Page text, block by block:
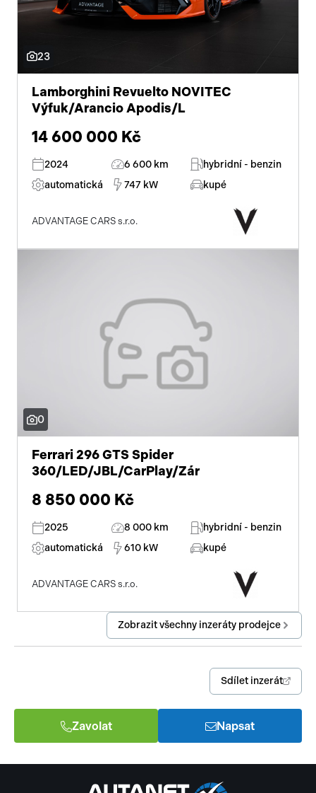
23
Lamborghini Revuelto NOVITEC
Výfuk/Arancio Apodis/L
14 600 000 Kč
2024 6 600 km
hybridní - benzin
automatická
747 kW kupé
ADVANTAGE CARS s.r.o.
0
Ferrari 296 GTS Spider
360/LED/JBL/CarPlay/Zár
8 850 000 Kč
2025 8 000 km
hybridní - benzin
automatická
610 kW kupé
ADVANTAGE CARS s.r.o.
Zobrazit všechny inzeráty prodejce
Sdílet inzerát
Zavolat Napsat